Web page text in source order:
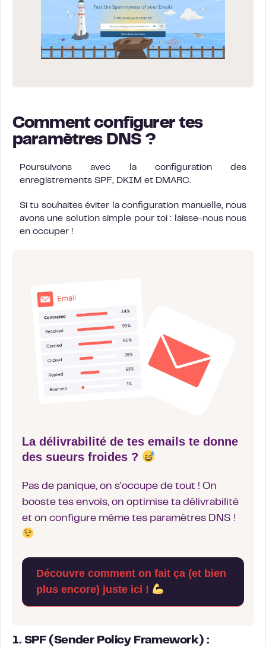
Comment configurer tes
paramètres DNS ?
Poursuivons avec la configuration des
enregistrements SPF, DKIM et DMARC.
Si tu souhaites éviter la configuration manuelle, nous
avons une solution simple pour toi : laisse-nous nous
en occuper !
La délivrabilité de tes emails te donne
des sueurs froides ?
Pas de panique, on s'occupe de tout ! On
booste tes envois, on optimise ta délivrabilité
et on configure même tes paramètres DNS !
Découvre comment on fait ça (et bien
plus encore) juste ici !
1. SPF (Sender Policy Framework) :